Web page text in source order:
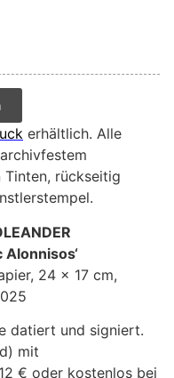
erhältlich. Alle
rückseitig
Alonnisos‘
24 x 17 cm,
datiert und signiert.
mit
€ oder kostenlos bei